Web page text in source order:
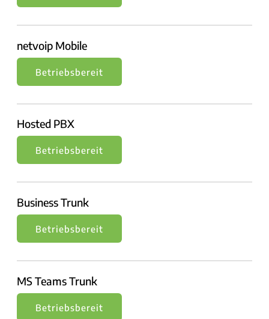
netvoip Mobile
Betriebsbereit
Hosted PBX
Betriebsbereit
Business Trunk
Betriebsbereit
MS Teams Trunk
Betriebsbereit